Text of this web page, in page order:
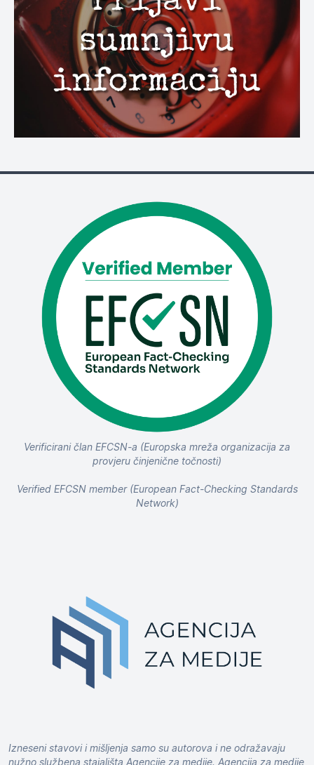
Verificirani član EFCSN-a (Europska mreža organizacija za
provjeru činjenične točnosti)
Verified EFCSN member (European Fact-Checking Standards
Network)
Izneseni stavovi i mišljenja samo su autorova i ne odražavaju
nužno službena stajališta Agencije za medije. Agencija za medije